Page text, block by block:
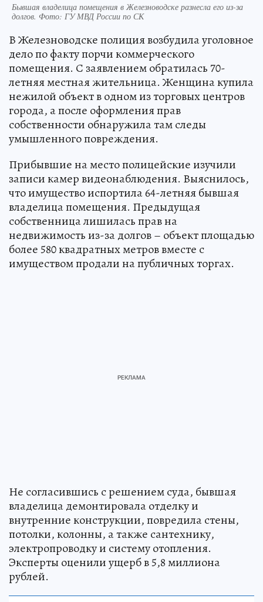
Бывшая владелица помещения в Железноводске разнесла его из-за
долгов. Фото: ГУ МВД России по СК
В Железноводске полиция возбудила уголовное
дело по факту порчи коммерческого
помещения. С заявлением обратилась 70-
летняя местная жительница. Женщина купила
нежилой объект в одном из торговых центров
города, а после оформления прав
собственности обнаружила там следы
умышленного повреждения.
Прибывшие на место полицейские изучили
записи камер видеонаблюдения. Выяснилось,
что имущество испортила 64-летняя бывшая
владелица помещения. Предыдущая
собственница лишилась прав на
недвижимость из-за долгов – объект площадью
более 580 квадратных метров вместе с
имуществом продали на публичных торгах.
Не согласившись с решением суда, бывшая
владелица демонтировала отделку и
внутренние конструкции, повредила стены,
потолки, колонны, а также сантехнику,
электропроводку и систему отопления.
Эксперты оценили ущерб в 5,8 миллиона
рублей.